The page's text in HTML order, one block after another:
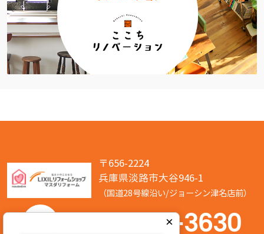
〒656-2224
兵庫県淡路市大谷946-1
（国道28号線沿い/ジョーシン津名店前）
050-7586-3630
×